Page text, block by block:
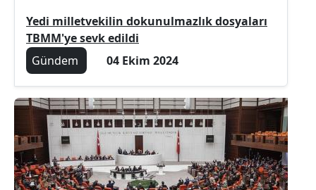
Yedi milletvekilin dokunulmazlık dosyaları
TBMM'ye sevk edildi
Gündem
04 Ekim 2024